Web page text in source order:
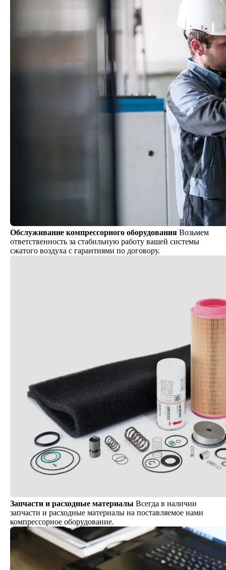
Обслуживание компрессорного оборудования Возьмем
ответственность за стабильную работу вашей системы
сжатого воздуха с гарантиями по договору.
Запчасти и расходные материалы Всегда в наличии
запчасти и расходные материалы на поставляемое нами
компрессорное оборудование.